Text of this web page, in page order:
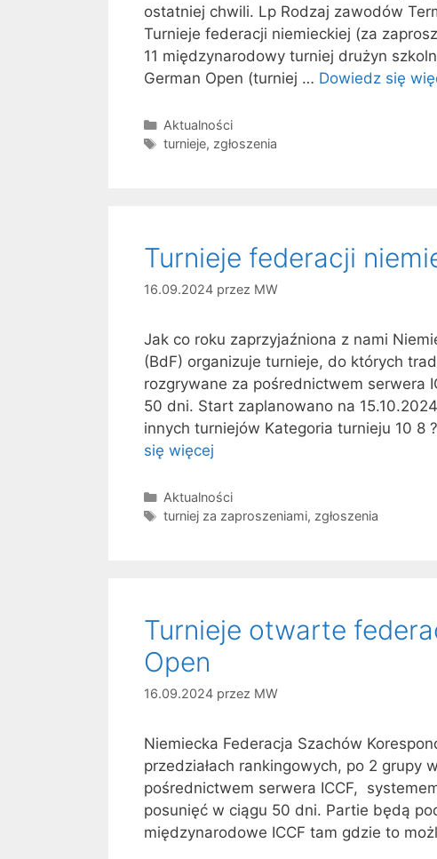
ostatniej chwili. Lp Rodzaj zawodów
Turnieje federacji niemieckiej (za
11 międzynarodowy turniej drużyn
German Open (turniej … Dowiedz się
Kategorie
Aktualności
Tagi
turnieje, zgłoszenia
Turnieje federacji
16.09.2024 przez MW
Jak co roku zaprzyjaźniona z nami
(BdF) organizuje turnieje, do których
rozgrywane za pośrednictwem serwera
50 dni. Start zaplanowano na
innych turniejów Kategoria turnieju 10 8
się więcej
Kategorie
Aktualności
Tagi
turniej za zaproszeniami, zgłoszenia
Turnieje otwarte
Open
16.09.2024 przez MW
Niemiecka Federacja Szachów
przedziałach rankingowych, po 2 grupy
pośrednictwem serwera ICCF,
posunięć w ciągu 50 dni. Partie będą
międzynarodowe ICCF tam gdzie to